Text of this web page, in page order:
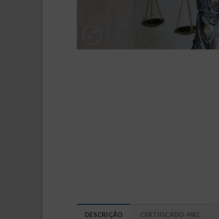
DESCRIÇÃO CERTIFICADO-MEC